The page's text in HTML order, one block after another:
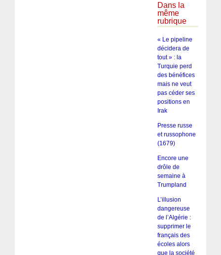
Dans la
même
rubrique
« Le pipeline
décidera de
tout » : la
Turquie perd
des bénéfices
mais ne veut
pas céder ses
positions en
Irak
Presse russe
et russophone
(1679)
Encore une
drôle de
semaine à
Trumpland
L’illusion
dangereuse
de l’Algérie :
supprimer le
français des
écoles alors
que la société